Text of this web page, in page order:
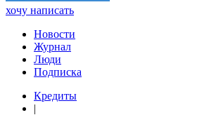
хочу написать
Новости
Журнал
Люди
Подписка
Кредиты
|